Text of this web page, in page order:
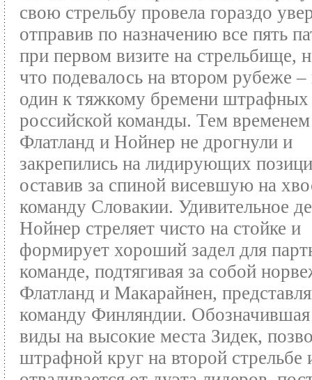
свою стрельбу провела гораздо
отправив по назначению все пять
при первом визите на стрельбище,
что подевалось на втором рубеже
один к тяжкому бремени штрафных
российской команды. Тем временем
Флатланд и Нойнер не дрогнули и
закрепились на лидирующих
оставив за спиной висевшую на
команду Словакии. Удивительное
Нойнер стреляет чисто на стойке и
формирует хороший задел для
команде, подтягивая за собой
Флатланд и Макарайнен,
команду Финляндии.
виды на высокие места Зидек,
штрафной круг на второй стрельбе